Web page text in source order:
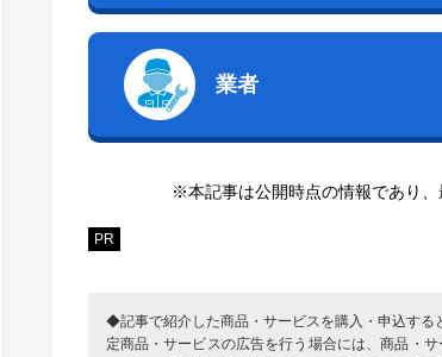
業者
※本記事は公開時点の情報であり、
PR
◆記事で紹介した商品・サービスを購入・申込す
定商品・サービスの広告を行う場合には、商品・